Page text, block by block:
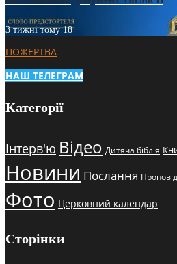
3 тижні тому18
ПОЖЕРТВА
НАШ ТЕЛЕГРАМ
Категорії
Інтерв'ю Відео Дитяча біблія
Новини Послання
Фото Церковний календар
Сторінки